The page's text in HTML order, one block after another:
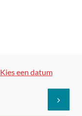
Kies een datum